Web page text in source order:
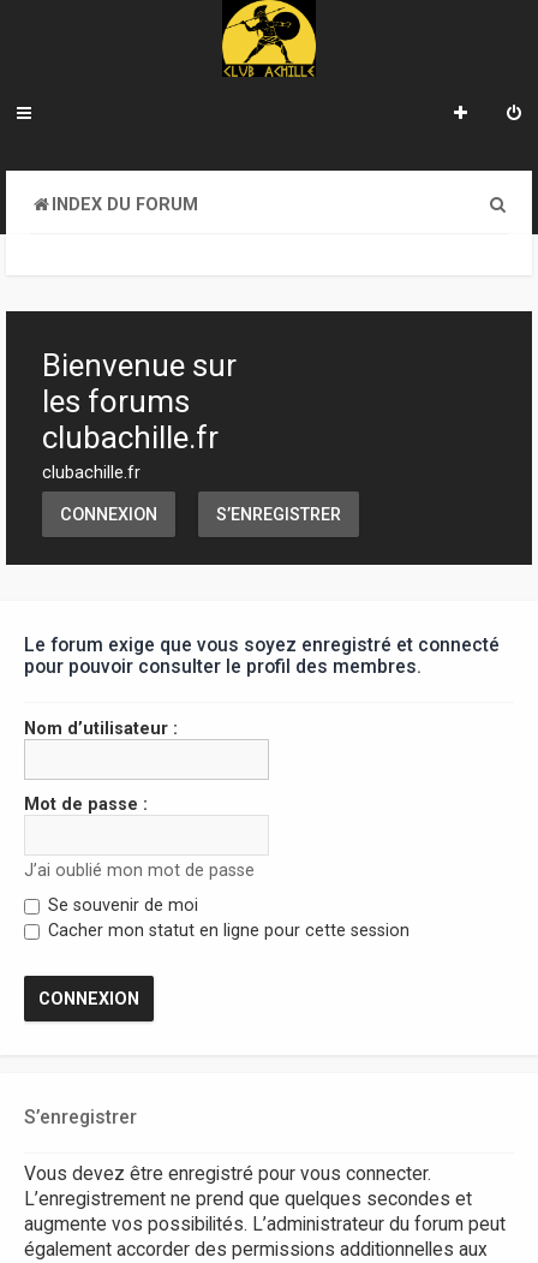
INDEX DU FORUM
h
Bienvenue sur
les forums
clubachille.fr
clubachille.fr
CONNEXION S’ENREGISTRER
Le forum exige que vous soyez enregistré et connecté
pour pouvoir consulter le profil des membres.
Nom d’utilisateur :
Mot de passe :
J’ai oublié mon mot de passe
Se souvenir de moi
Cacher mon statut en ligne pour cette session
S’enregistrer
Vous devez être enregistré pour vous connecter.
L’enregistrement ne prend que quelques secondes et
augmente vos possibilités. L’administrateur du forum peut
également accorder des permissions additionnelles aux